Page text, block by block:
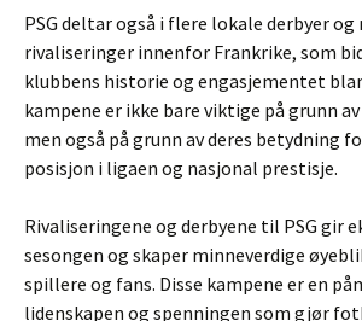
PSG deltar også i flere lokale derbyer og
rivaliseringer innenfor Frankrike, som
klubbens historie og engasjementet
kampene er ikke bare viktige på grunn
men også på grunn av deres betydning
posisjon i ligaen og nasjonal prestisje.
Rivaliseringene og derbyene til PSG gir
sesongen og skaper minneverdige
spillere og fans. Disse kampene er en
lidenskapen og spenningen som gjør